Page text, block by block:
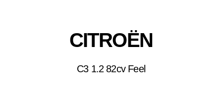
CITROËN
C3 1.2 82cv Feel